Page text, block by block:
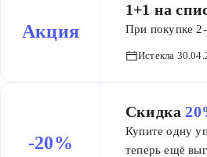
Акция
1+1 на
При покупке
Истекла
-20%
Скидка
Купите одну
теперь ещё